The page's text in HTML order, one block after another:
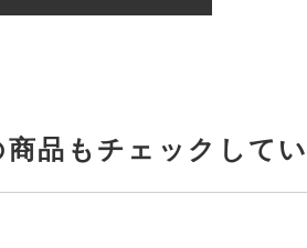
商品もチェックして